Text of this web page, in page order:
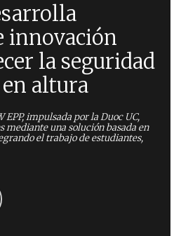
innovación
la seguridad
altura
impulsada por la Duoc UC,
mediante una solución basada en
el trabajo de estudiantes,